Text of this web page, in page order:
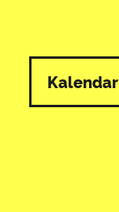
Kalendar